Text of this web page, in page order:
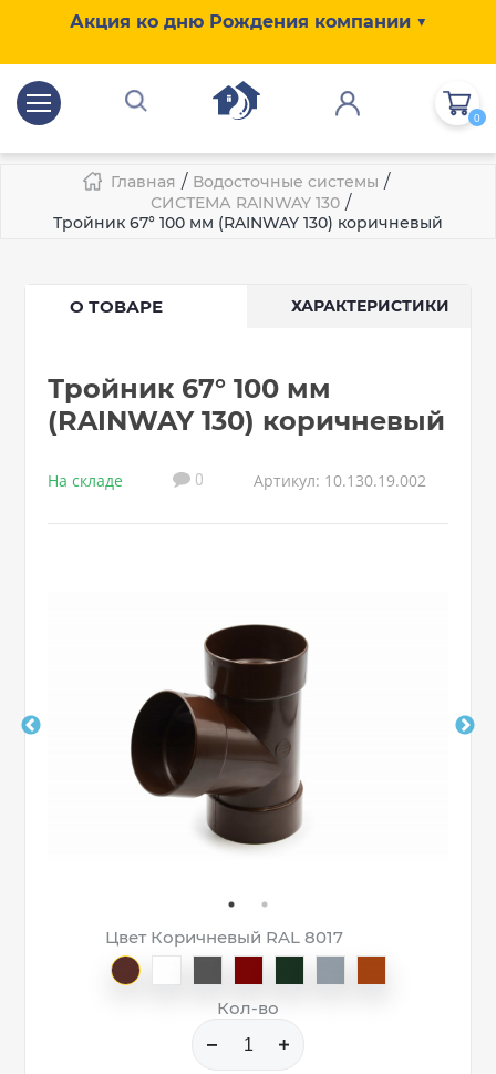
Акция ко дню Рождения компании ▼
0
Главная / Водосточные системы /
СИСТЕМА RAINWAY 130 /
Тройник 67° 100 мм (RAINWAY 130) коричневый
О ТОВАРЕ ХАРАКТЕРИСТИКИ
Тройник 67° 100 мм
(RAINWAY 130) коричневый
На складе 0 Артикул: 10.130.19.002
Цвет Коричневый RAL 8017
Кол-во